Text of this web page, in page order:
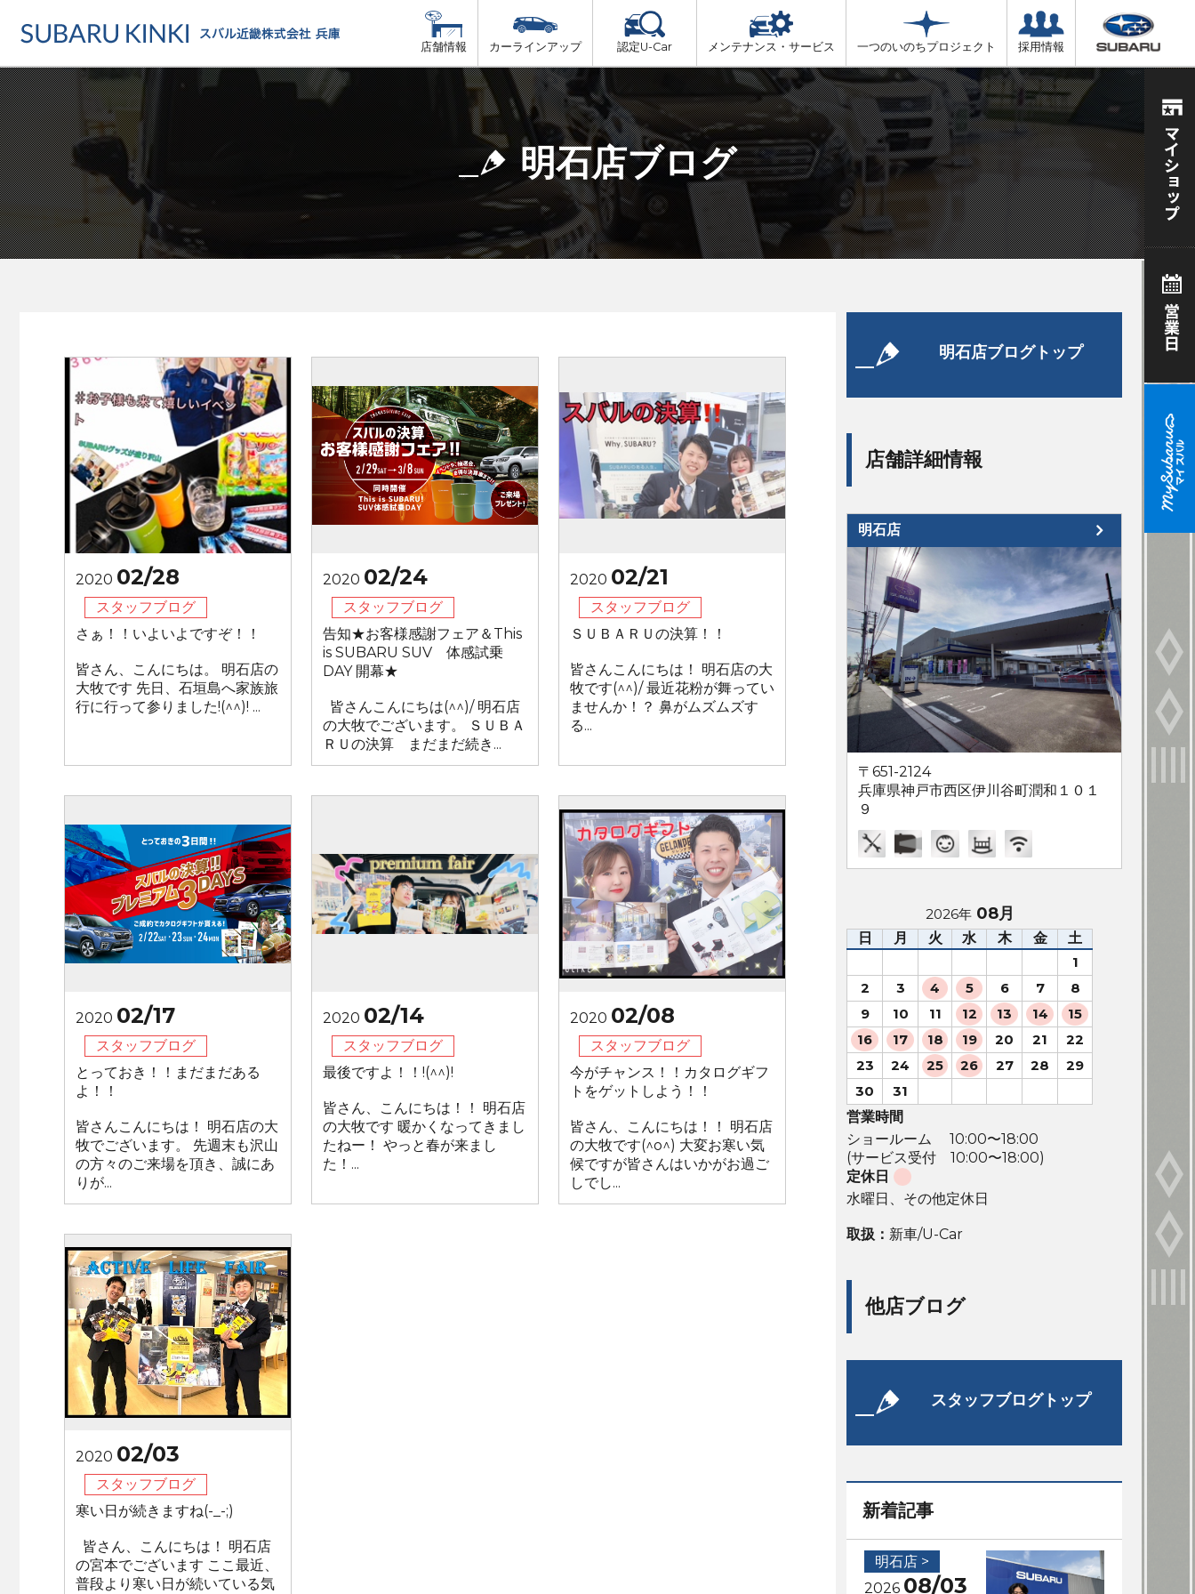
店舗情報
店舗情報 店舗一覧
地域でさがす
地図でさがす
試乗車でさがす
但馬
播磨
阪神方面
カーラインアップ
カーラインアップ
カーラインアップ一覧
乗用車
軽自動車
認定U-Car メンテナンス・サービス
メンテナンス・サービス
メンテナンス・サービストップ
車検・定期点検をする
カーケアをする
車検（法定24か月点検）
法定 12ヶ月 点検
6ヶ月ごとの セーフティ チェック
車検 3ヶ月前 無料診断
一つのいのちプロジェクト 採用情報
明石店ブログ
2020 02/28
スタッフブログ
さぁ！！いよいよですぞ！！
皆さん、こんにちは。 明石店の
大牧です 先日、石垣島へ家族旅
行に行って参りました!(^^)! ...
2020 02/24
スタッフブログ
告知★お客様感謝フェア＆This
is SUBARU SUV 体感試乗
DAY 開幕★
皆さんこんにちは(^^)/ 明石店
の大牧でございます。 ＳＵＢＡ
ＲＵの決算 まだまだ続き...
2020 02/21
スタッフブログ
ＳＵＢＡＲＵの決算！！
皆さんこんにちは！ 明石店の大
牧です(^^)/ 最近花粉が舞ってい
ませんか！？ 鼻がムズムズす
る...
2020 02/17
スタッフブログ
とっておき！！まだまだある
よ！！
皆さんこんにちは！ 明石店の大
牧でございます。 先週末も沢山
の方々のご来場を頂き、誠にあ
りが...
2020 02/14
スタッフブログ
最後ですよ！！!(^^)!
皆さん、こんにちは！！ 明石店
の大牧です 暖かくなってきまし
たねー！ やっと春が来まし
た！...
2020 02/08
スタッフブログ
今がチャンス！！カタログギフ
トをゲットしよう！！
皆さん、こんにちは！！ 明石店
の大牧です(^o^) 大変お寒い気
候ですが皆さんはいかがお過ご
しでし...
2020 02/03
スタッフブログ
寒い日が続きますね(-_-;)
皆さん、こんにちは！ 明石店
の宮本でございます ここ最近、
普段より寒い日が続いている気
明石店ブログトップ
店舗詳細情報
明石店
〒651-2124
兵庫県神戸市西区伊川谷町潤和１０１
９
2026年 08月
日 月 火 水 木 金 土
1
2
3 4 5 6 7
8
9
10 11 12 13 14
15
16
17 18 19 20 21
22
23
24 25 26 27 28
29
30
31
営業時間
ショールーム 10:00〜18:00
(サービス受付 10:00〜18:00)
定休日
水曜日、その他定休日
取扱： 新車/U-Car
他店ブログ
スタッフブログトップ
新着記事
明石店 >
2026 08/03